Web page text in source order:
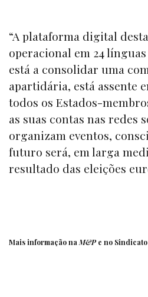
“A plataforma digital
operacional em 24
está a consolidar uma
apartidária, está assente
todos os Estados-
as suas contas nas redes
organizam eventos,
futuro será, em larga
resultado das eleições
Mais informação na M&P e no